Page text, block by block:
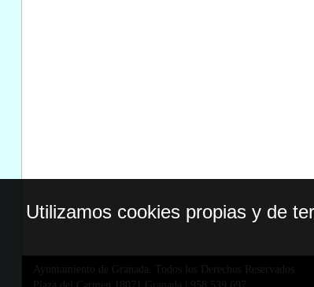
Ayuntamiento de Granada. Todos los Derechos Reservados.
Utilizamos cookies propias y de